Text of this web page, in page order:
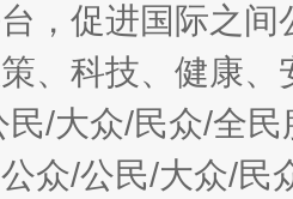
，促进国际之
、科技、健康
/大众/民众/全
众/公民/大众/民